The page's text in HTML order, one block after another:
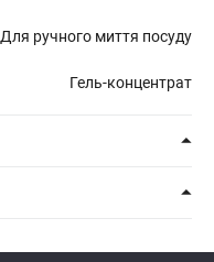
Для ручного миття посуду
Гель-концентрат